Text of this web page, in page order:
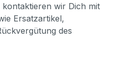
wir Dich mit
Ersatzartikel,
des